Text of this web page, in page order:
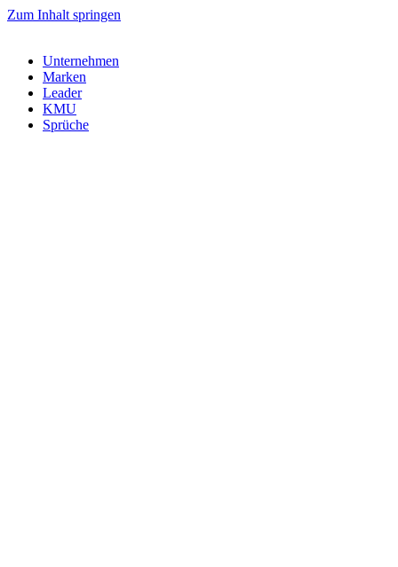
Zum Inhalt springen
Unternehmen
Marken
Leader
KMU
Sprüche